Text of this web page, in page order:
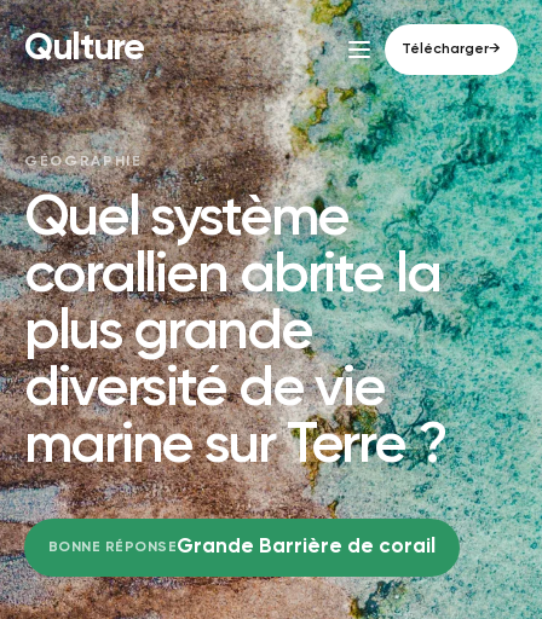
Qulture Télécharger→
GÉOGRAPHIE
Quel système
corallien abrite la
plus grande
diversité de vie
marine sur Terre ?
BONNE RÉPONSEGrande Barrière de corail